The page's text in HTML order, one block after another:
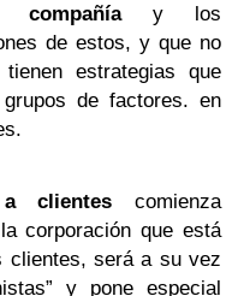
compañíay los
de estos, y que no
estrategias que
de factores. en
a clientes comienza
corporación que está
clientes, será a su vez
y pone especial